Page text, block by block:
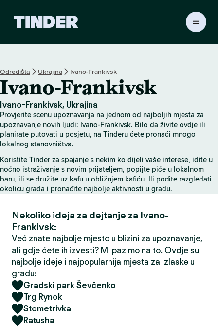
r
H
o
m
e
Odredištа Ukrajina Ivano-Frankivsk
Ivano-Frankivsk
Ivano-Frankivsk, Ukrajina
Provjerite scenu upoznavanja na jednom od najboljih mjesta za
upoznavanje novih ljudi: Ivano-Frankivsk. Bilo da živite ovdje ili
planirate putovati u posjetu, na Tinderu ćete pronaći mnogo
lokalnog stanovništva.
Koristite Tinder za spajanje s nekim ko dijeli vaše interese, idite u
noćno istraživanje s novim prijateljem, popijte piće u lokalnom
baru, ili se družite uz kafu u obližnjem kafiću. Ili pođite razgledati
okolicu grada i pronađite najbolje aktivnosti u gradu.
Nekoliko ideja za dejtanje za Ivano-
Frankivsk:
Već znate najbolje mjesto u blizini za upoznavanje,
ali gdje ćete ih izvesti? Mi pazimo na to. Ovdje su
najbolje ideje i najpopularnija mjesta za izlaske u
gradu:
Gradski park Ševčenko
Trg Rynok
Stometrivka
Ratusha